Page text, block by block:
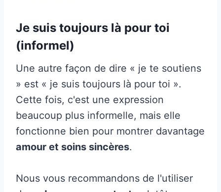
Je suis toujours là pour toi
(informel)
Une autre façon de dire « je te soutiens
» est « je suis toujours là pour toi ».
Cette fois, c'est une expression
beaucoup plus informelle, mais elle
fonctionne bien pour montrer davantage
amour et soins sincères.
Nous vous recommandons de l'utiliser